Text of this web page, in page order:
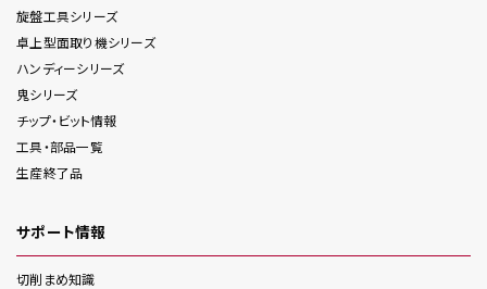
旋盤工具シリーズ
卓上型面取り機シリーズ
ハンディーシリーズ
鬼シリーズ
チップ・ビット情報
工具・部品一覧
生産終了品
サポート情報
切削まめ知識